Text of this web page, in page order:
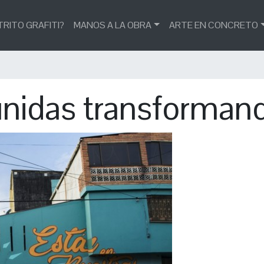
GRAFITI? MANOS A LA OBRA ARTE EN CONCRETO